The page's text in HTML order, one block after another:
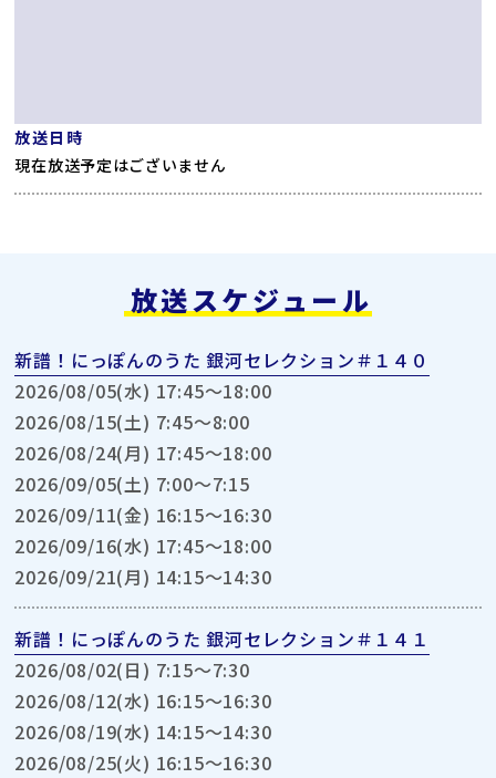
放送日時
現在放送予定はございません
放送スケジュール
新譜！にっぽんのうた 銀河セレクション＃１４０
2026/08/05(水) 17:45〜18:00
2026/08/15(土) 7:45〜8:00
2026/08/24(月) 17:45〜18:00
2026/09/05(土) 7:00〜7:15
2026/09/11(金) 16:15〜16:30
2026/09/16(水) 17:45〜18:00
2026/09/21(月) 14:15〜14:30
新譜！にっぽんのうた 銀河セレクション＃１４１
2026/08/02(日) 7:15〜7:30
2026/08/12(水) 16:15〜16:30
2026/08/19(水) 14:15〜14:30
2026/08/25(火) 16:15〜16:30